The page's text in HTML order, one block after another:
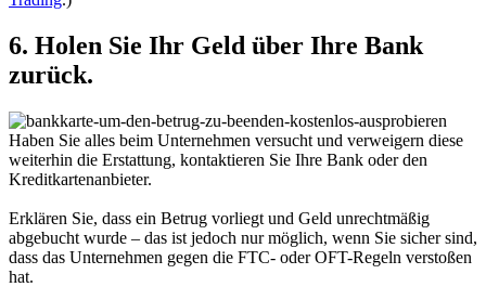
6. Holen Sie Ihr Geld über Ihre Bank
zurück.
Haben Sie alles beim Unternehmen versucht und verweigern diese
weiterhin die Erstattung, kontaktieren Sie Ihre Bank oder den
Kreditkartenanbieter.
Erklären Sie, dass ein Betrug vorliegt und Geld unrechtmäßig
abgebucht wurde – das ist jedoch nur möglich, wenn Sie sicher sind,
dass das Unternehmen gegen die FTC- oder OFT-Regeln verstoßen
hat.